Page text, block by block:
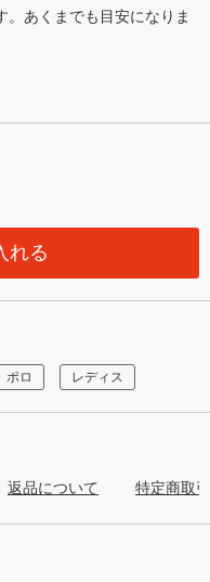
あくまでも目安になりま
れる
ポロ レディス
返品について 特定商取